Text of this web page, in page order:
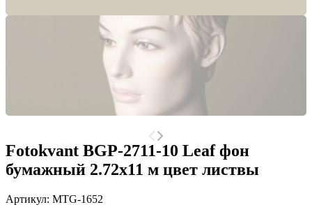
Fotokvant BGP-2711-10 Leaf фон
бумажный 2.72х11 м цвет листвы
Артикул: MTG-1652